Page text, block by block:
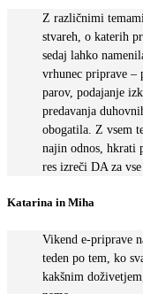
Z različnimi
stvareh, o katerih
sedaj lahko
vrhunec priprave –
parov, podajanje
predavanja
obogatila. Z vsem
najin odnos, hkrati
res izreči DA za
Katarina in Miha
Vikend e-priprave
teden po tem, ko
kakšnim